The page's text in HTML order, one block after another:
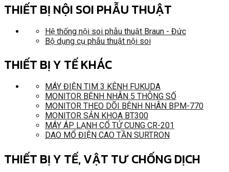
THIẾT BỊ NỘI SOI PHẪU THUẬT
Hệ thống nội soi phẫu thuật Braun - Đức
Bộ dụng cụ phẫu thuật nội soi
THIẾT BỊ Y TẾ KHÁC
MÁY ĐIỆN TIM 3 KÊNH FUKUDA
MONITOR BỆNH NHÂN 5 THÔNG SỐ
MONITOR THEO DÕI BỆNH NHÂN BPM-770
MONITOR SẢN KHOA BT300
MÁY ÁP LẠNH CỔ TỬ CUNG CR-201
DAO MỔ ĐIỆN CAO TẦN SURTRON
THIẾT BỊ Y TẾ, VẬT TƯ CHỐNG DỊCH